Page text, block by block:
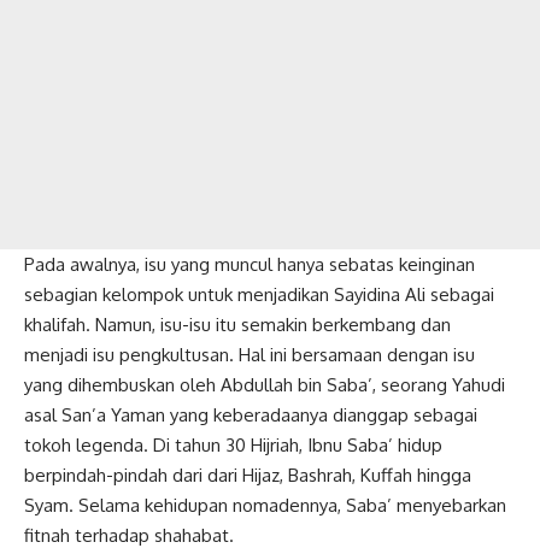
Pada awalnya, isu yang muncul hanya sebatas keinginan
sebagian kelompok untuk menjadikan Sayidina Ali sebagai
khalifah. Namun, isu-isu itu semakin berkembang dan
menjadi isu pengkultusan. Hal ini bersamaan dengan isu
yang dihembuskan oleh Abdullah bin Saba’, seorang Yahudi
asal San’a Yaman yang keberadaanya dianggap sebagai
tokoh legenda. Di tahun 30 Hijriah, Ibnu Saba’ hidup
berpindah-pindah dari dari Hijaz, Bashrah, Kuffah hingga
Syam. Selama kehidupan nomadennya, Saba’ menyebarkan
fitnah terhadap shahabat.